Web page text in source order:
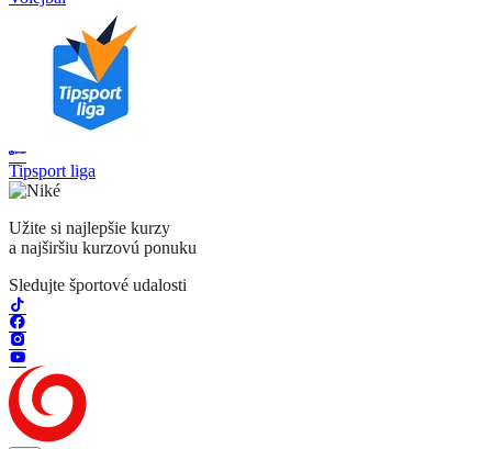
Tipsport liga
Užite si najlepšie kurzy
a najširšiu kurzovú ponuku
Sledujte športové udalosti